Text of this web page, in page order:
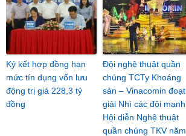
Ký kết hợp đồng hạn
mức tín dụng vốn lưu
động trị giá 228,3 tỷ
đồng
Đội nghệ thuật quần
chúng TCTy Khoáng
sản – Vinacomin đoạt
giải Nhì các đội mạnh
Hội diễn Nghệ thuật
quần chúng TKV năm